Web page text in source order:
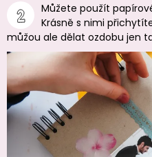
Můžete použít
Krásně s nimi
můžou ale dělat ozdobu jen